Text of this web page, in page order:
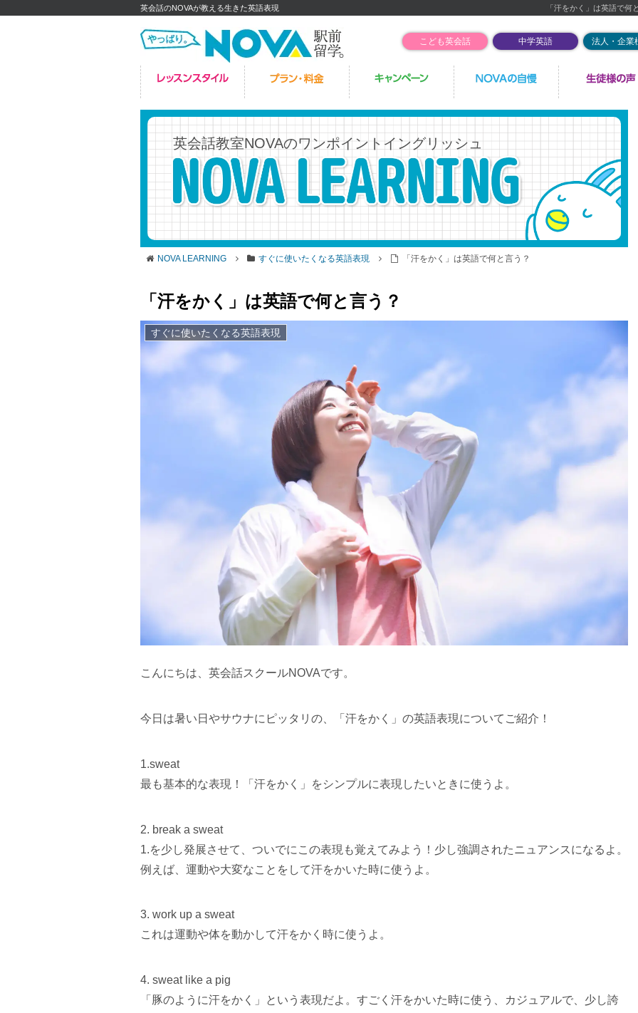
英会話のNOVAが教える生きた英語表現 「汗をかく」は英語で何
こども英会話 中学英語 法人・企業
英会話教室NOVAのワンポイントイングリッシュ
NOVA LEARNING すぐに使いたくなる英語表現 「汗をかく」は英語で何と言う？
「汗をかく」は英語で何と言う？
すぐに使いたくなる英語表現
こんにちは、英会話スクールNOVAです。
今日は暑い日やサウナにピッタリの、「汗をかく」の英語表現についてご紹介！
1.sweat
最も基本的な表現！「汗をかく」をシンプルに表現したいときに使うよ。
2. break a sweat
1.を少し発展させて、ついでにこの表現も覚えてみよう！少し強調されたニュアンスになるよ。
例えば、運動や大変なことをして汗をかいた時に使うよ。
3. work up a sweat
これは運動や体を動かして汗をかく時に使うよ。
4. sweat like a pig
「豚のように汗をかく」という表現だよ。すごく汗をかいた時に使う、カジュアルで、少し誇